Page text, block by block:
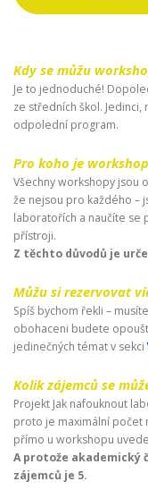
Kdy se můžu
Je to jednoduché!
ze středních škol.
odpolední program.
Pro koho je
Všechny workshopy jsou
že nejsou pro každého –
laboratořích a naučíte se
přístroji.
Z těchto důvodů je
Můžu si rezervovat
Spíš bychom řekli –
obohaceni budete
jedinečných témat v sekci
Kolik zájemců se
Projekt Jak nafouknout
proto je maximální počet
přímo u workshopu
A protože akademický
zájemců je 5.